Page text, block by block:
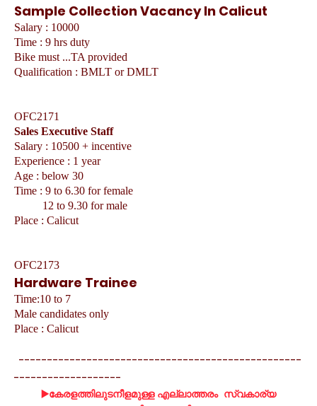
Sample Collection Vacancy In Calicut
Salary : 10000
Time : 9 hrs duty
Bike must ...TA provided
Qualification : BMLT or DMLT
OFC2171
Sales Executive Staff
Salary : 10500 + incentive
Experience : 1 year
Age : below 30
Time : 9 to 6.30 for female
12 to 9.30 for male
Place : Calicut
OFC2173
Hardware Trainee
Time:10 to 7
Male candidates only
Place : Calicut
--------------------------------------------------
-------------------
▶️കേരളത്തിലുടനീളമുള്ള എല്ലാത്തരം സ്വകാര്യ